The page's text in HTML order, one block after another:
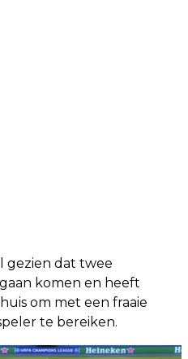
gezien dat twee
komen en heeft
om met een fraaie
te bereiken.